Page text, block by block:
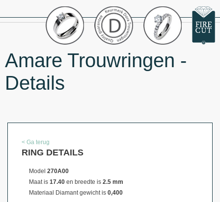
Amare Trouwringen -
Details
< Ga terug
RING DETAILS
Model 270A00
Maat is 17.40 en breedte is 2.5 mm
Materiaal Diamant gewicht is 0,400